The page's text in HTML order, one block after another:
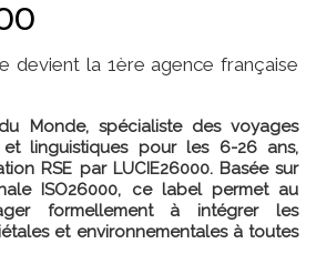
devient la 1ère agence française
Monde, spécialiste des voyages
et linguistiques pour les 6-26 ans,
RSE par LUCIE26000. Basée sur
ISO26000, ce label permet au
formellement à intégrer les
et environnementales à toutes